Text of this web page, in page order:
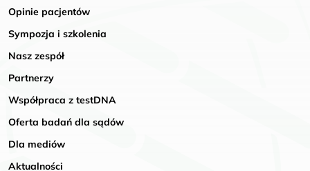
Opinie pacjentów
Sympozja i szkolenia
Nasz zespół
Partnerzy
Współpraca z testDNA
Oferta badań dla sądów
Dla mediów
Aktualności